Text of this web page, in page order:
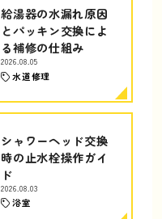
給湯器の水漏れ原因
とパッキン交換によ
る補修の仕組み
2026.08.05
水道修理
シャワーヘッド交換
時の止水栓操作ガイ
ド
2026.08.03
浴室